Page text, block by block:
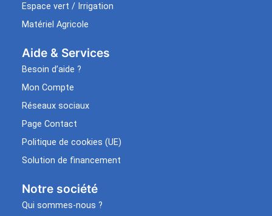
Espace vert / Irrigation
Matériel Agricole
Aide & Services​
Besoin d’aide ?
Mon Compte
Réseaux sociaux
Page Contact
Politique de cookies (UE)
Solution de financement
Notre société
Qui sommes-nous ?